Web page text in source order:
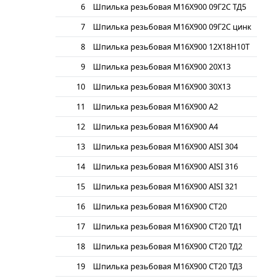
6 Шпилька резьбовая М16Х900 09Г2С ТД5
7 Шпилька резьбовая М16Х900 09Г2С цинк
8 Шпилька резьбовая М16Х900 12Х18Н10Т
9 Шпилька резьбовая М16Х900 20Х13
10 Шпилька резьбовая М16Х900 30Х13
11 Шпилька резьбовая М16Х900 A2
12 Шпилька резьбовая М16Х900 A4
13 Шпилька резьбовая М16Х900 AISI 304
14 Шпилька резьбовая М16Х900 AISI 316
15 Шпилька резьбовая М16Х900 AISI 321
16 Шпилька резьбовая М16Х900 СТ20
17 Шпилька резьбовая М16Х900 СТ20 ТД1
18 Шпилька резьбовая М16Х900 СТ20 ТД2
19 Шпилька резьбовая М16Х900 СТ20 ТД3